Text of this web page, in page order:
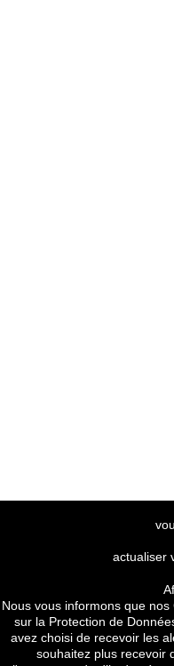
actualiser
Nous vous informons que nos
sur la Protection de
avez choisi de recevoir les
souhaitez plus recevoir